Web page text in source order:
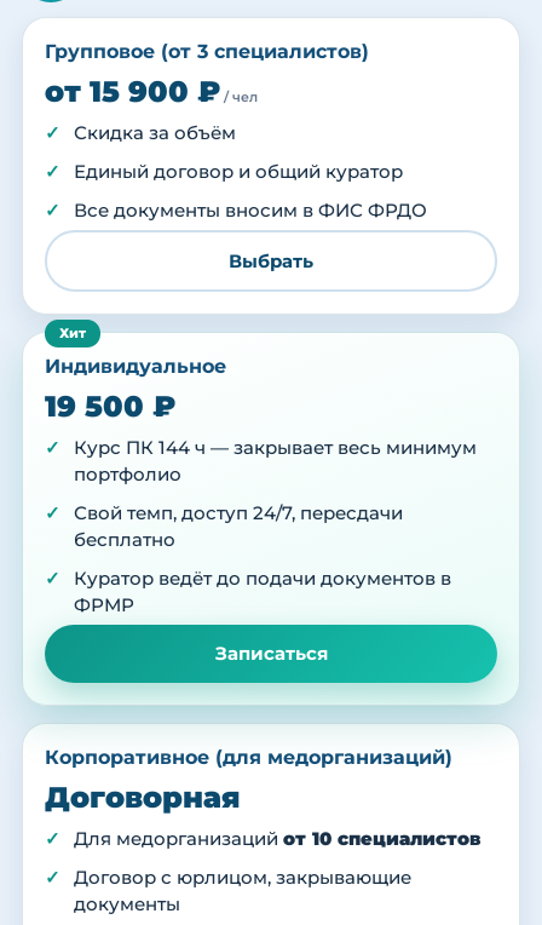
Групповое (от 3 специалистов)
от 15 900 ₽ / чел
Скидка за объём
Единый договор и общий куратор
Все документы вносим в ФИС ФРДО
Выбрать
Индивидуальное
19 500 ₽
Курс ПК 144 ч — закрывает весь минимум
портфолио
Свой темп, доступ 24/7, пересдачи
бесплатно
Куратор ведёт до подачи документов в
ФРМР
Записаться
Корпоративное (для медорганизаций)
Договорная
Для медорганизаций от 10 специалистов
Договор с юрлицом, закрывающие
документы